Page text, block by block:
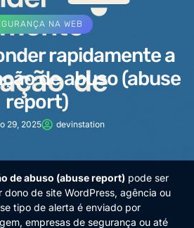
NA WEB
rapidamente a
de abuso (abuse
report)
29, 2025 devinstation
de abuso (abuse report) pode ser
de site WordPress, agência ou
tipo de alerta é enviado por
empresas de segurança ou até